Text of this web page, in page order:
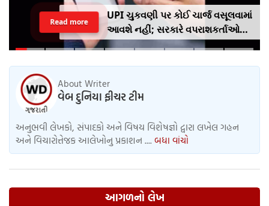
UPI ચુકવણી પર કોઈ ચાર્જ વસૂલવામાં
આવશે નહીં; સરકારે વપરાશકર્તાઓ
અને વેપારીઓ માટે નવી માર્ગદર્શિકા
Read more
About Writer
વેબ દુનિયા ફીચર ટીમ
અનુભવી લેખકો, સંપાદકો અને વિષય વિશેષજ્ઞો દ્વારા લખેલ ગહન
અને વિચારોત્તેજક આલેખોનુ પ્રકાશન .... બધા વાંચો
આગળનો લેખ